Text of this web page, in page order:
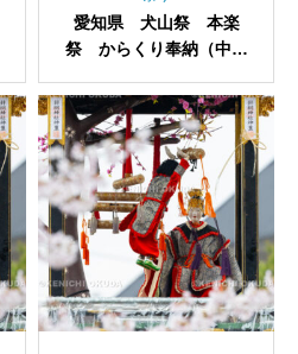
愛知県 犬山祭 本楽
祭 からくり奉納（中本